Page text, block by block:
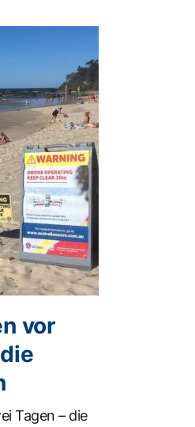
vor
Tagen – die